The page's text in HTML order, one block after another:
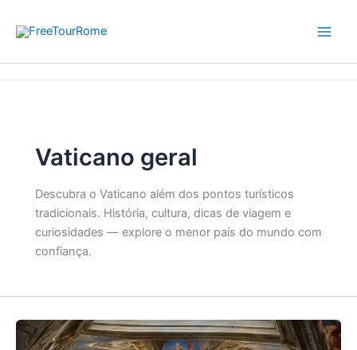
Vaticano geral
Descubra o Vaticano além dos pontos turísticos
tradicionais. História, cultura, dicas de viagem e
curiosidades — explore o menor país do mundo com
confiança.